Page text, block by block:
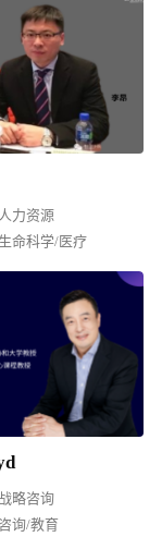
人力资源
生命科学/医疗
战略咨询
咨询/教育